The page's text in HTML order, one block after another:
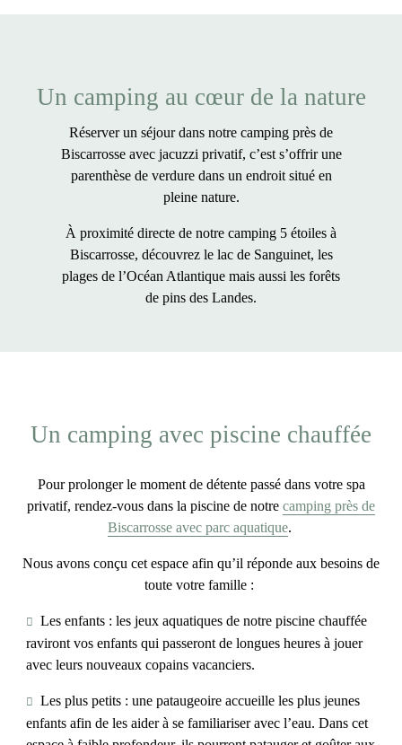
Un camping au cœur de la nature
Réserver un séjour dans notre camping près de
Biscarrosse avec jacuzzi privatif, c’est s’offrir une
parenthèse de verdure dans un endroit situé en
pleine nature.
À proximité directe de notre camping 5 étoiles à
Biscarrosse, découvrez le lac de Sanguinet, les
plages de l’Océan Atlantique mais aussi les forêts
de pins des Landes.
Un camping avec piscine chauffée
Pour prolonger le moment de détente passé dans votrespa
privatif, rendez-vous dans la piscine de notre camping près de
Biscarrosse avec parc aquatique.
Nous avons conçu cet espace afin qu’il réponde aux besoins de
toute votre famille :
Les enfants: les jeux aquatiques de notre piscine chauffée
raviront vos enfants qui passeront de longues heures à jouer
avec leurs nouveaux copains vacanciers.
Les plus petits : une pataugeoire accueille les plus jeunes
enfants afin de les aider à se familiariser avec l’eau. Dans cet